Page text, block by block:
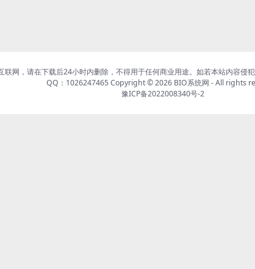
网，请在下载后24小时内删除，不得用于任何商业用途。如若本站内容
QQ：1026247465 Copyright © 2026 BIO系统网 - All rights
豫ICP备2022008340号-2